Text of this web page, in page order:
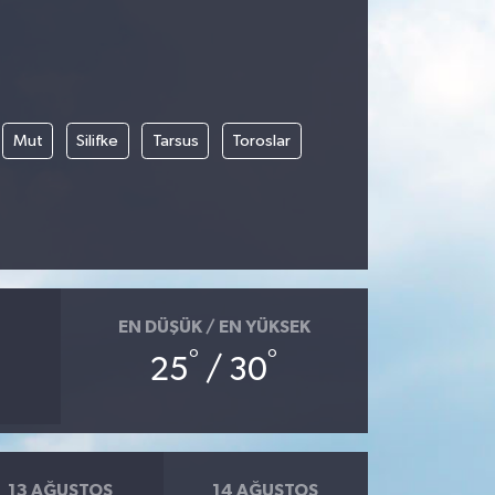
Mut Silifke Tarsus Toroslar
EN DÜŞÜK / EN YÜKSEK
25° / 30°
13 AĞUSTOS 14 AĞUSTOS